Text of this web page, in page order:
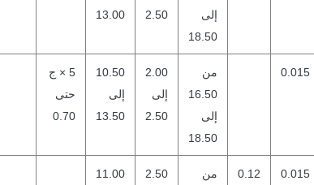
إلى
18.50
2.50
13.00
0.015
من
16.50
إلى
18.50
2.00
إلى
2.50
10.50
إلى
13.50
5 × ج
حتى
0.70
0.015
0.12 من 2.50
11.00